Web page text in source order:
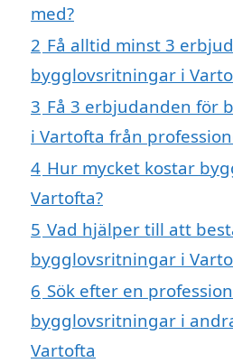
med?
2 Få alltid minst 3
bygglovsritningar i
3 Få 3 erbjudanden för
i Vartofta från
4 Hur mycket kostar
Vartofta?
5 Vad hjälper till att
bygglovsritningar i
6 Sök efter en
bygglovsritningar i
Vartofta